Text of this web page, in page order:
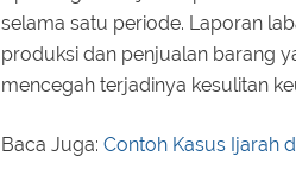
selama satu periode. Laporan
produksi dan penjualan barang
mencegah terjadinya kesulitan
Baca Juga: Contoh Kasus Ijarah